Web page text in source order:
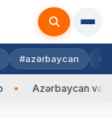
#azərbaycan
Azərbaycan və